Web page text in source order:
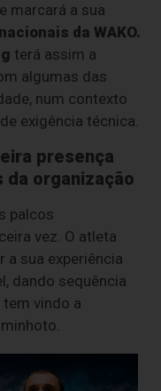
marcará a sua
da WAKO.
terá assim a
algumas das
num contexto
exigência técnica.
presença
organização
palcos
vez. O atleta
a sua experiência
dando sequência
vindo a